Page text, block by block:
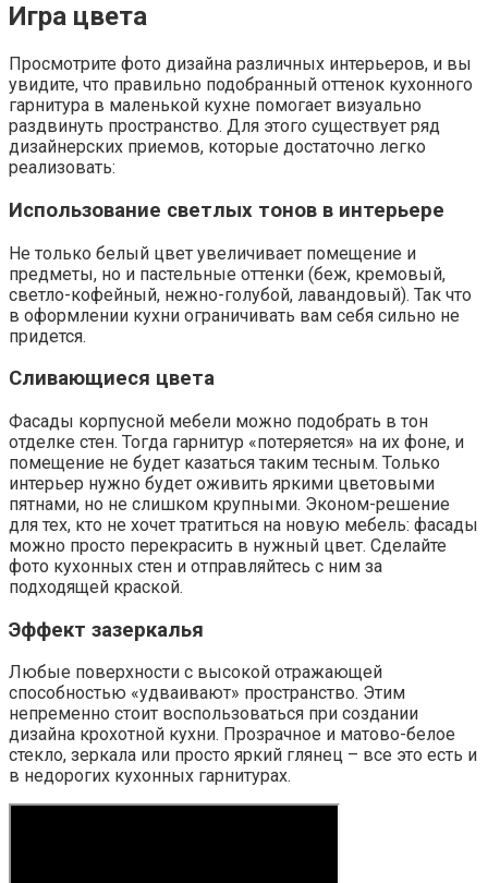
Игра цвета
Просмотрите фото дизайна различных интерьеров, и вы
увидите, что правильно подобранный оттенок кухонного
гарнитура в маленькой кухне помогает визуально
раздвинуть пространство. Для этого существует ряд
дизайнерских приемов, которые достаточно легко
реализовать:
Использование светлых тонов в интерьере
Не только белый цвет увеличивает помещение и
предметы, но и пастельные оттенки (беж, кремовый,
светло-кофейный, нежно-голубой, лавандовый). Так что
в оформлении кухни ограничивать вам себя сильно не
придется.
Сливающиеся цвета
Фасады корпусной мебели можно подобрать в тон
отделке стен. Тогда гарнитур «потеряется» на их фоне, и
помещение не будет казаться таким тесным. Только
интерьер нужно будет оживить яркими цветовыми
пятнами, но не слишком крупными. Эконом-решение
для тех, кто не хочет тратиться на новую мебель: фасады
можно просто перекрасить в нужный цвет. Сделайте
фото кухонных стен и отправляйтесь с ним за
подходящей краской.
Эффект зазеркалья
Любые поверхности с высокой отражающей
способностью «удваивают» пространство. Этим
непременно стоит воспользоваться при создании
дизайна крохотной кухни. Прозрачное и матово-белое
стекло, зеркала или просто яркий глянец – все это есть и
в недорогих кухонных гарнитурах.